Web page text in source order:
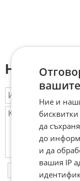
Напиши
Ние и
да
до
и да
вашия IP